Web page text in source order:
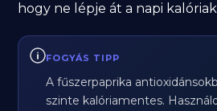
hogy ne lépje át a napi
FOGYÁS TIPP
A fűszerpaprika
szinte kalóriamentes.